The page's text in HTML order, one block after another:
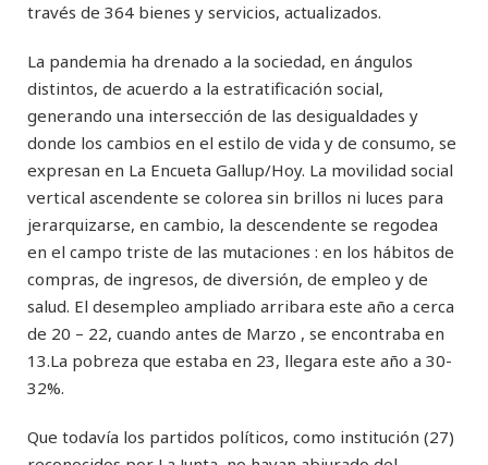
través de 364 bienes y servicios, actualizados.
La pandemia ha drenado a la sociedad, en ángulos
distintos, de acuerdo a la estratificación social,
generando una intersección de las desigualdades y
donde los cambios en el estilo de vida y de consumo, se
expresan en La Encueta Gallup/Hoy. La movilidad social
vertical ascendente se colorea sin brillos ni luces para
jerarquizarse, en cambio, la descendente se regodea
en el campo triste de las mutaciones : en los hábitos de
compras, de ingresos, de diversión, de empleo y de
salud. El desempleo ampliado arribara este año a cerca
de 20 – 22, cuando antes de Marzo , se encontraba en
13.La pobreza que estaba en 23, llegara este año a 30-
32%.
Que todavía los partidos políticos, como institución (27)